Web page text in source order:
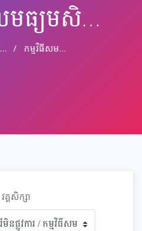
កម្មវិធី​សមមូល​មធ្យម​សិក្សា​បឋមភូមិ​អប់រំ​ក្រៅ​ប្រព័ន្ធ​ ឆ្នាំ​សិក្សា​ទី​២
កម្មវិធី​សមមូល​មធ្យម​សិក្សា​បឋមភូមិ​អប់រំ​ក្រៅ​ប្រព័ន្ធ​ ឆ្នាំ​សិក្សា​ទី​២
វគ្គសិក្សា